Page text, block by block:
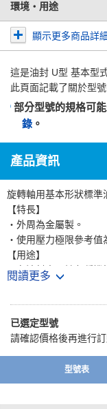
環境・用途
顯示更多商品詳
這是油封 U型 基本型
此頁面記載了關於型
部分型號的規格可
錄 。
產品資訊
旋轉軸用基本形狀標準
【特長】
・外周為金屬製。
・使用壓力極限參考值
【用途】
・在油封中用於各種機
閱讀更多
已選定型號
請確認價格後再進行
型號表